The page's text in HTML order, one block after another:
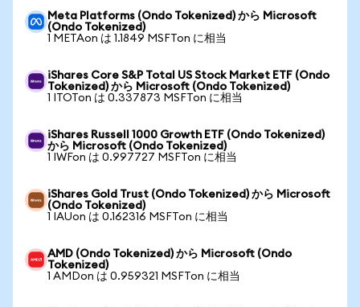
Meta Platforms (Ondo Tokenized) から Microsoft
(Ondo Tokenized)
1 METAon は 1.1849 MSFTon に相当
iShares Core S&P Total US Stock Market ETF (Ondo
Tokenized) から Microsoft (Ondo Tokenized)
1 ITOTon は 0.337873 MSFTon に相当
iShares Russell 1000 Growth ETF (Ondo Tokenized)
から Microsoft (Ondo Tokenized)
1 IWFon は 0.997727 MSFTon に相当
iShares Gold Trust (Ondo Tokenized) から Microsoft
(Ondo Tokenized)
1 IAUon は 0.162316 MSFTon に相当
AMD (Ondo Tokenized) から Microsoft (Ondo
Tokenized)
1 AMDon は 0.959321 MSFTon に相当